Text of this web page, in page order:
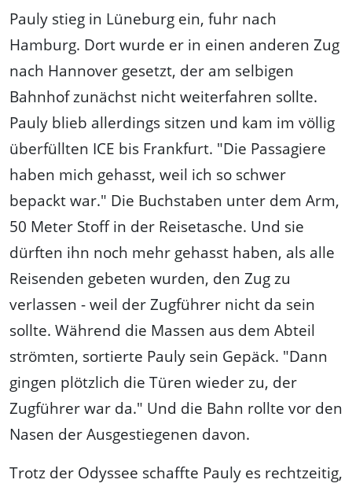
Pauly stieg in Lüneburg ein, fuhr nach
Hamburg. Dort wurde er in einen anderen Zug
nach Hannover gesetzt, der am selbigen
Bahnhof zunächst nicht weiterfahren sollte.
Pauly blieb allerdings sitzen und kam im völlig
überfüllten ICE bis Frankfurt. "Die Passagiere
haben mich gehasst, weil ich so schwer
bepackt war." Die Buchstaben unter dem Arm,
50 Meter Stoff in der Reisetasche. Und sie
dürften ihn noch mehr gehasst haben, als alle
Reisenden gebeten wurden, den Zug zu
verlassen - weil der Zugführer nicht da sein
sollte. Während die Massen aus dem Abteil
strömten, sortierte Pauly sein Gepäck. "Dann
gingen plötzlich die Türen wieder zu, der
Zugführer war da." Und die Bahn rollte vor den
Nasen der Ausgestiegenen davon.
Trotz der Odyssee schaffte Pauly es rechtzeitig,